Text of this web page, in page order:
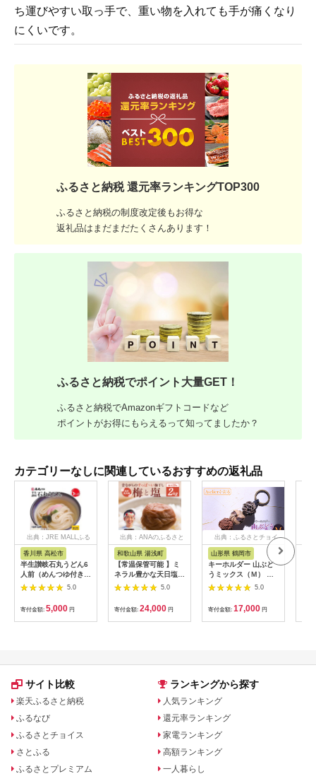
ち運びやすい取っ手で、重い物を入れても手が痛くなり
にくいです。
ふるさと納税 還元率ランキングTOP300
ふるさと納税の制度改定後もお得な
返礼品はまだまだたくさんあります！
ふるさと納税でポイント大量GET！
ふるさと納税でAmazonギフトコードなど
ポイントがお得にもらえるって知ってましたか？
カテゴリーなしに関連しているおすすめの返礼品
出典：JRE MALLふる
さと納税
香川県 高松市
半生讃岐石丸うどん6
人前（めんつゆ付き）
麺300g×2袋
5.0
寄付金額: 5,000 円
出典：ANAのふるさと
和歌山県 湯浅町
【常温保管可能 】ミ
ネラル豊かな天日塩だ
けで漬けた無添加梅干
し2kg 梅ボーイズ｜
B201_EP6024
5.0
寄付金額: 24,000 円
出典：ふるさとチョイ
山形県 鶴岡市
キーホルダー 山ぶど
うミックス（Ｍ） 山
形県鶴岡市 アトリエ
かおる | 山葡萄 雑貨
キーホルダー ギフト
贈り物 お取り寄せ 返
礼品
5.0
寄付金額: 17,000 円
サイト比較
楽天ふるさと納税
ふるなび
ふるさとチョイス
さとふる
ふるさとプレミアム
ランキングから探す
人気ランキング
還元率ランキング
家電ランキング
高額ランキング
一人暮らし